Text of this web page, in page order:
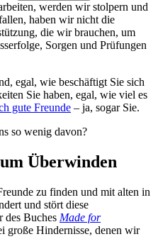
werden wir stolpern und
haben wir nicht die
die wir brauchen, um
Sorgen und Prüfungen
egal, wie beschäftigt Sie sich
Sie haben, egal, wie viel es
gute Freunde – ja, sogar Sie.
so wenig davon?
Überwinden
zu finden und mit alten in
und stört diese
des Buches Made for
große Hindernisse, denen wir